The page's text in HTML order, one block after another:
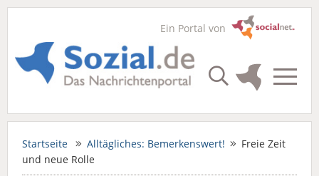
Ein Portal von
Startseite Alltägliches: Bemerkenswert!
Freie Zeit
und neue Rolle